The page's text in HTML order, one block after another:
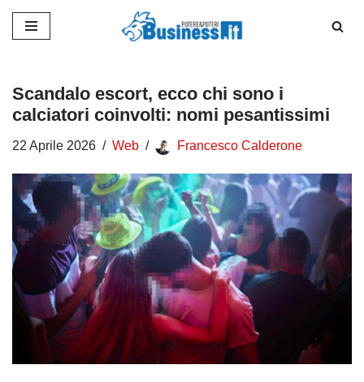
contenuto
Scandalo escort, ecco chi sono i
calciatori coinvolti: nomi pesantissimi
22 Aprile 2026 Web Francesco Calderone